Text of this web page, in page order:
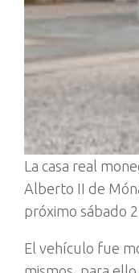
La casa real
Alberto II de
próximo sábado
El vehículo fue